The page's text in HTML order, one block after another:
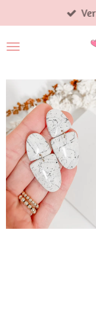
direct
naar